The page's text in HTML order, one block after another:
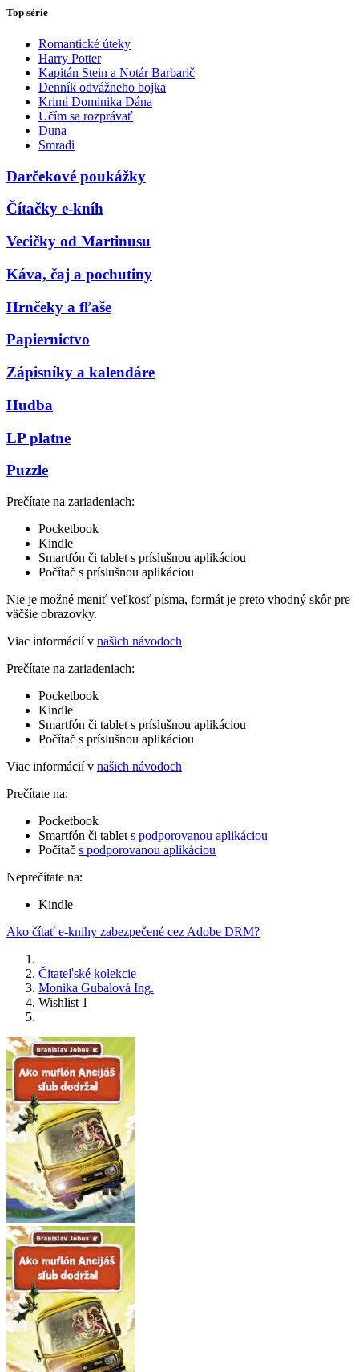
Top série
Romantické úteky
Harry Potter
Kapitán Stein a Notár Barbarič
Denník odvážneho bojka
Krimi Dominika Dána
Učím sa rozprávať
Duna
Smradi
Darčekové poukážky
Čítačky e-kníh
Vecičky od Martinusu
Káva, čaj a pochutiny
Hrnčeky a fľaše
Papiernictvo
Zápisníky a kalendáre
Hudba
LP platne
Puzzle
Prečítate na zariadeniach:
Pocketbook
Kindle
Smartfón či tablet s príslušnou aplikáciou
Počítač s príslušnou aplikáciou
Nie je možné meniť veľkosť písma, formát je preto vhodný skôr pre
väčšie obrazovky.
Viac informácií v našich návodoch
Prečítate na zariadeniach:
Pocketbook
Kindle
Smartfón či tablet s príslušnou aplikáciou
Počítač s príslušnou aplikáciou
Viac informácií v našich návodoch
Prečítate na:
Pocketbook
Smartfón či tablet s podporovanou aplikáciou
Počítač s podporovanou aplikáciou
Neprečítate na:
Kindle
Ako čítať e-knihy zabezpečené cez Adobe DRM?
Čitateľské kolekcie
Monika Gubalová Ing.
Wishlist 1